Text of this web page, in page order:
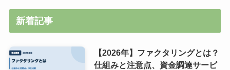
新着記事
【2026年】ファクタリングとは？
仕組みと注意点、資金調達サービ